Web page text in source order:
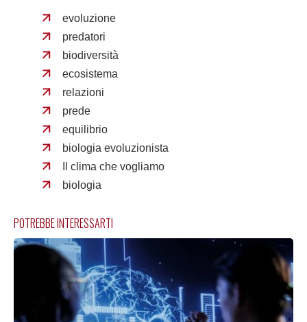
evoluzione
predatori
biodiversità
ecosistema
relazioni
prede
equilibrio
biologia evoluzionista
Il clima che vogliamo
biologia
POTREBBE INTERESSARTI